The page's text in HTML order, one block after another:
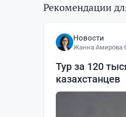
Рекомендации
Новости
Жанна Амирова·
Тур за 120
казахстанцев